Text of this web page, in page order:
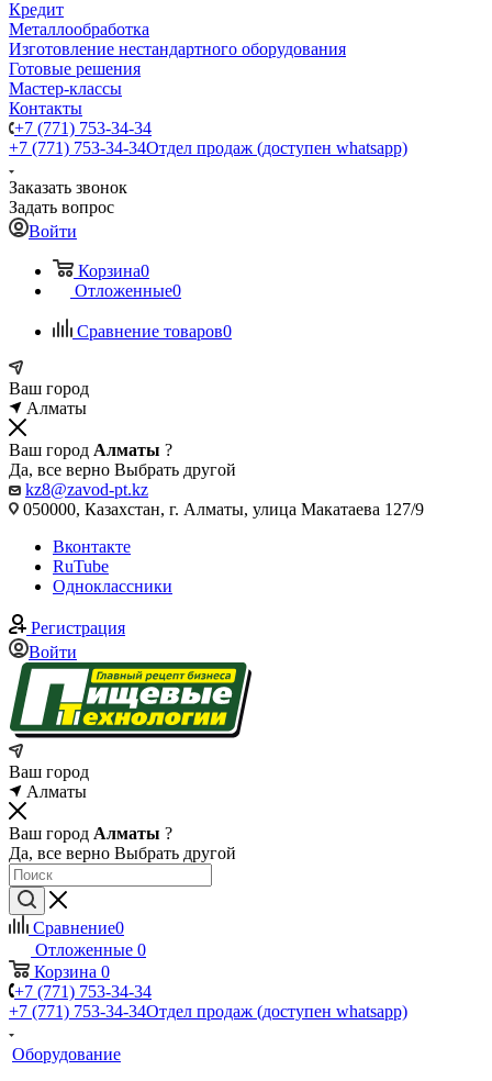
Кредит
Металлообработка
Изготовление нестандартного оборудования
Готовые решения
Мастер-классы
Контакты
+7 (771) 753-34-34
+7 (771) 753-34-34Отдел продаж (доступен whatsapp)
Заказать звонок
Задать вопрос
Войти
Корзина0
Отложенные0
Сравнение товаров0
Ваш город
Алматы
Ваш город Алматы ?
Да, все верно Выбрать другой
kz8@zavod-pt.kz
050000, Казахстан, г. Алматы, улица Макатаева 127/9
Вконтакте
RuTube
Одноклассники
Регистрация
Войти
Ваш город
Алматы
Ваш город Алматы ?
Да, все верно Выбрать другой
Сравнение0
Отложенные 0
Корзина 0
+7 (771) 753-34-34
+7 (771) 753-34-34Отдел продаж (доступен whatsapp)
Оборудование